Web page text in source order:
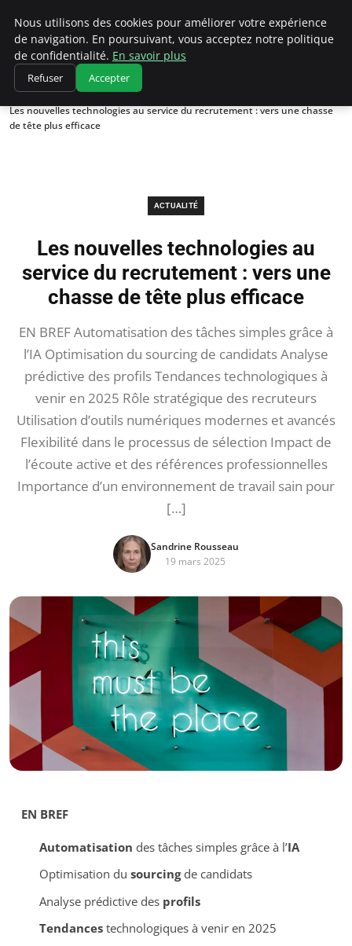
Chasseur De Tête
Accueil
Actualité
Les nouvelles technologies au service du recrutement : vers une chasse
de tête plus efficace
ACTUALITÉ
Les nouvelles technologies au
service du recrutement : vers une
chasse de tête plus efficace
EN BREF Automatisation des tâches simples grâce à
l’IA Optimisation du sourcing de candidats Analyse
prédictive des profils Tendances technologiques à
venir en 2025 Rôle stratégique des recruteurs
Utilisation d’outils numériques modernes et avancés
Flexibilité dans le processus de sélection Impact de
l’écoute active et des références professionnelles
Importance d’un environnement de travail sain pour
[…]
Sandrine Rousseau
19 mars 2025
EN BREF
Automatisation des tâches simples grâce à l’IA
Optimisation du sourcingde candidats
Analyse prédictive des profils
Tendancestechnologiques à venir en 2025
Nous utilisons des cookies pour améliorer votre expérience
de navigation. En poursuivant, vous acceptez notre politique
de confidentialité. En savoir plus
Refuser Accepter